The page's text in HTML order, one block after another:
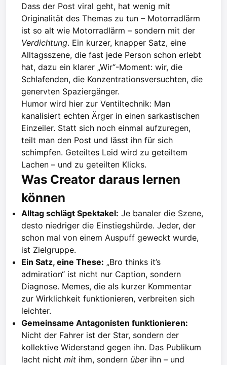
Dass der Post viral geht, hat wenig mit
Originalität des Themas zu tun – Motorradlärm
ist so alt wie Motorradlärm – sondern mit der
Verdichtung. Ein kurzer, knapper Satz, eine
Alltagsszene, die fast jede Person schon erlebt
hat, dazu ein klarer „Wir“-Moment: wir, die
Schlafenden, die Konzentrationsversuchten, die
genervten Spaziergänger.
Humor wird hier zur Ventiltechnik: Man
kanalisiert echten Ärger in einen sarkastischen
Einzeiler. Statt sich noch einmal aufzuregen,
teilt man den Post und lässt ihn für sich
schimpfen. Geteiltes Leid wird zu geteiltem
Lachen – und zu geteilten Klicks.
Was Creator daraus lernen
können
Alltag schlägt Spektakel: Je banaler die Szene,
desto niedriger die Einstiegshürde. Jeder, der
schon mal von einem Auspuff geweckt wurde,
ist Zielgruppe.
Ein Satz, eine These: „Bro thinks it’s
admiration“ ist nicht nur Caption, sondern
Diagnose. Memes, die als kurzer Kommentar
zur Wirklichkeit funktionieren, verbreiten sich
leichter.
Gemeinsame Antagonisten funktionieren:
Nicht der Fahrer ist der Star, sondern der
kollektive Widerstand gegen ihn. Das Publikum
lacht nicht mit ihm, sondern überihn – und